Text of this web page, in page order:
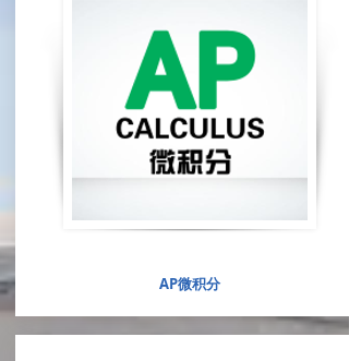
AP微积分